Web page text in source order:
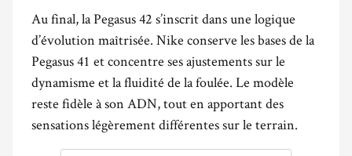
Au final, la Pegasus 42 s’inscrit dans une logique
d’évolution maîtrisée. Nike conserve les bases de la
Pegasus 41 et concentre ses ajustements sur le
dynamisme et la fluidité de la foulée. Le modèle
reste fidèle à son ADN, tout en apportant des
sensations légèrement différentes sur le terrain.